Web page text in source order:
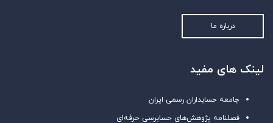
درباره ما
لینک های مفید
جامعه حسابداران رسمی ایران
فصلنامه پژوهش‌های حسابرسی حرفه‌ای